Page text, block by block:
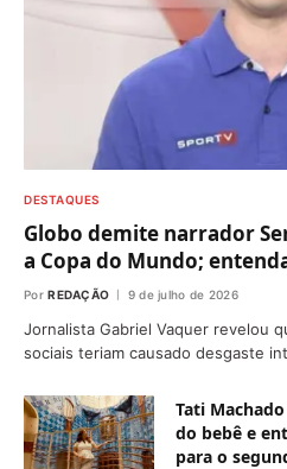
DESTAQUES
Globo demite narrador
a Copa do Mundo;
Por REDAÇÃO 9 de julho de 2026
Jornalista Gabriel Vaquer revelou
sociais teriam causado desgaste
Tati
do bebê e
para o